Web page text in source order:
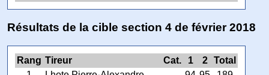
Résultats de la cible section 4 de février 2018
Rang Tireur Cat. 1 2
Total